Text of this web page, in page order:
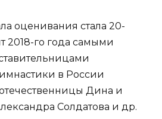
оценивания стала 20-
2018-го года самыми
в России
Дина и
Солдатова и др.